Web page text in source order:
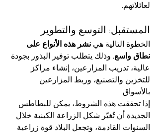
لعائلاتهم.
المستقبل: التوسع والتطوير
الخطوة التالية هي نشر هذه الأنواع على
نطاق واسع. وذلك يتطلب توفير البذور بجودة
عالية، تدريب المزارعين، إنشاء مراكز
للتخزين والتصنيع، وربط المزارعين
بالأسواق.
إذا تحققت هذه الشروط، يمكن للبطاطس
الجديدة أن تُغيّر شكل الزراعة الكينية خلال
السنوات القادمة، وتجعل البلاد قوة زراعية